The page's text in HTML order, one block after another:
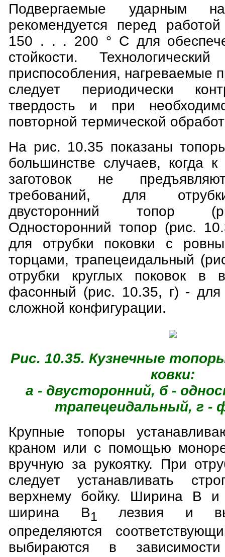
Подвергаемые ударным
рекомендуется перед
150 . . . 200 ° С для
стойкости.
приспособления, нагреваемые
следует периодически
твердость и при
повторной термической
На рис. 10.35 показаны
большинстве случаев, когда к
заготовок не
требований, для
двусторонний топор
Односторонний топор (рис.
для отрубки поковки с
торцами, трапецеидальный
отрубки круглых поковок в
фасонный (рис. 10.35, г) - для
сложной конфигурации.
Рис. 10.35. Кузнечные
ковки:
а - двусторонний, б -
трапецеидальный, г -
Крупные топоры
краном или с помощью
вручную за рукоятку. При
следует устанавливать
верхнему бойку. Ширина В
ширина В1
лезвия и
определяются
выбираются в